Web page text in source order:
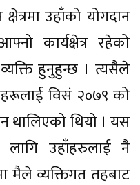
उहाँको योगदान
कार्यक्षेत्र रहेको
हुनुहुन्छ । त्यसैले
विसं २०७९ को
थालिएको थियो । यस
उहाँहरुलाई नै
मैले व्यक्तिगत तहबाट